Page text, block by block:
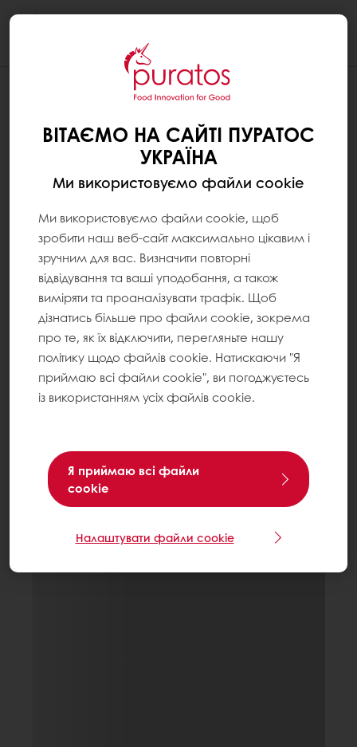
ВІТАЄМО НА САЙТІ ПУРАТОС
УКРАЇНА
Ми використовуємо файли cookie
Ми використовуємо файли cookie, щоб
зробити наш веб-сайт максимально цікавим і
зручним для вас. Визначити повторні
відвідування та ваші уподобання, а також
виміряти та проаналізувати трафік. Щоб
дізнатись більше про файли cookie, зокрема
про те, як їх відключити, перегляньте нашу
політику щодо файлів cookie. Натискаючи "Я
приймаю всі файли cookie", ви погоджуєтесь
із використанням усіх файлів cookie.
Я приймаю всі файли
cookie
Налаштувати файли cookie